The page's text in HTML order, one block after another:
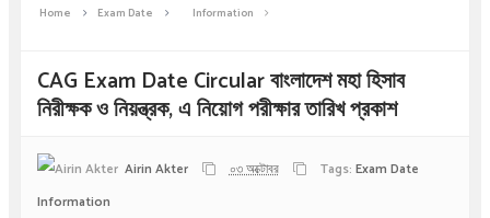
Home Exam Date Information
CAG Exam Date Circular বাংলাদেশ মহা হিসাব
নিরীক্ষক ও নিয়ন্ত্রক, এ নিয়োগ পরীক্ষার তারিখ প্রকাশ
Airin Akter ০৩ অক্টোবর Tags: Exam Date
Information